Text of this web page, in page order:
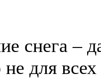
снега –
для